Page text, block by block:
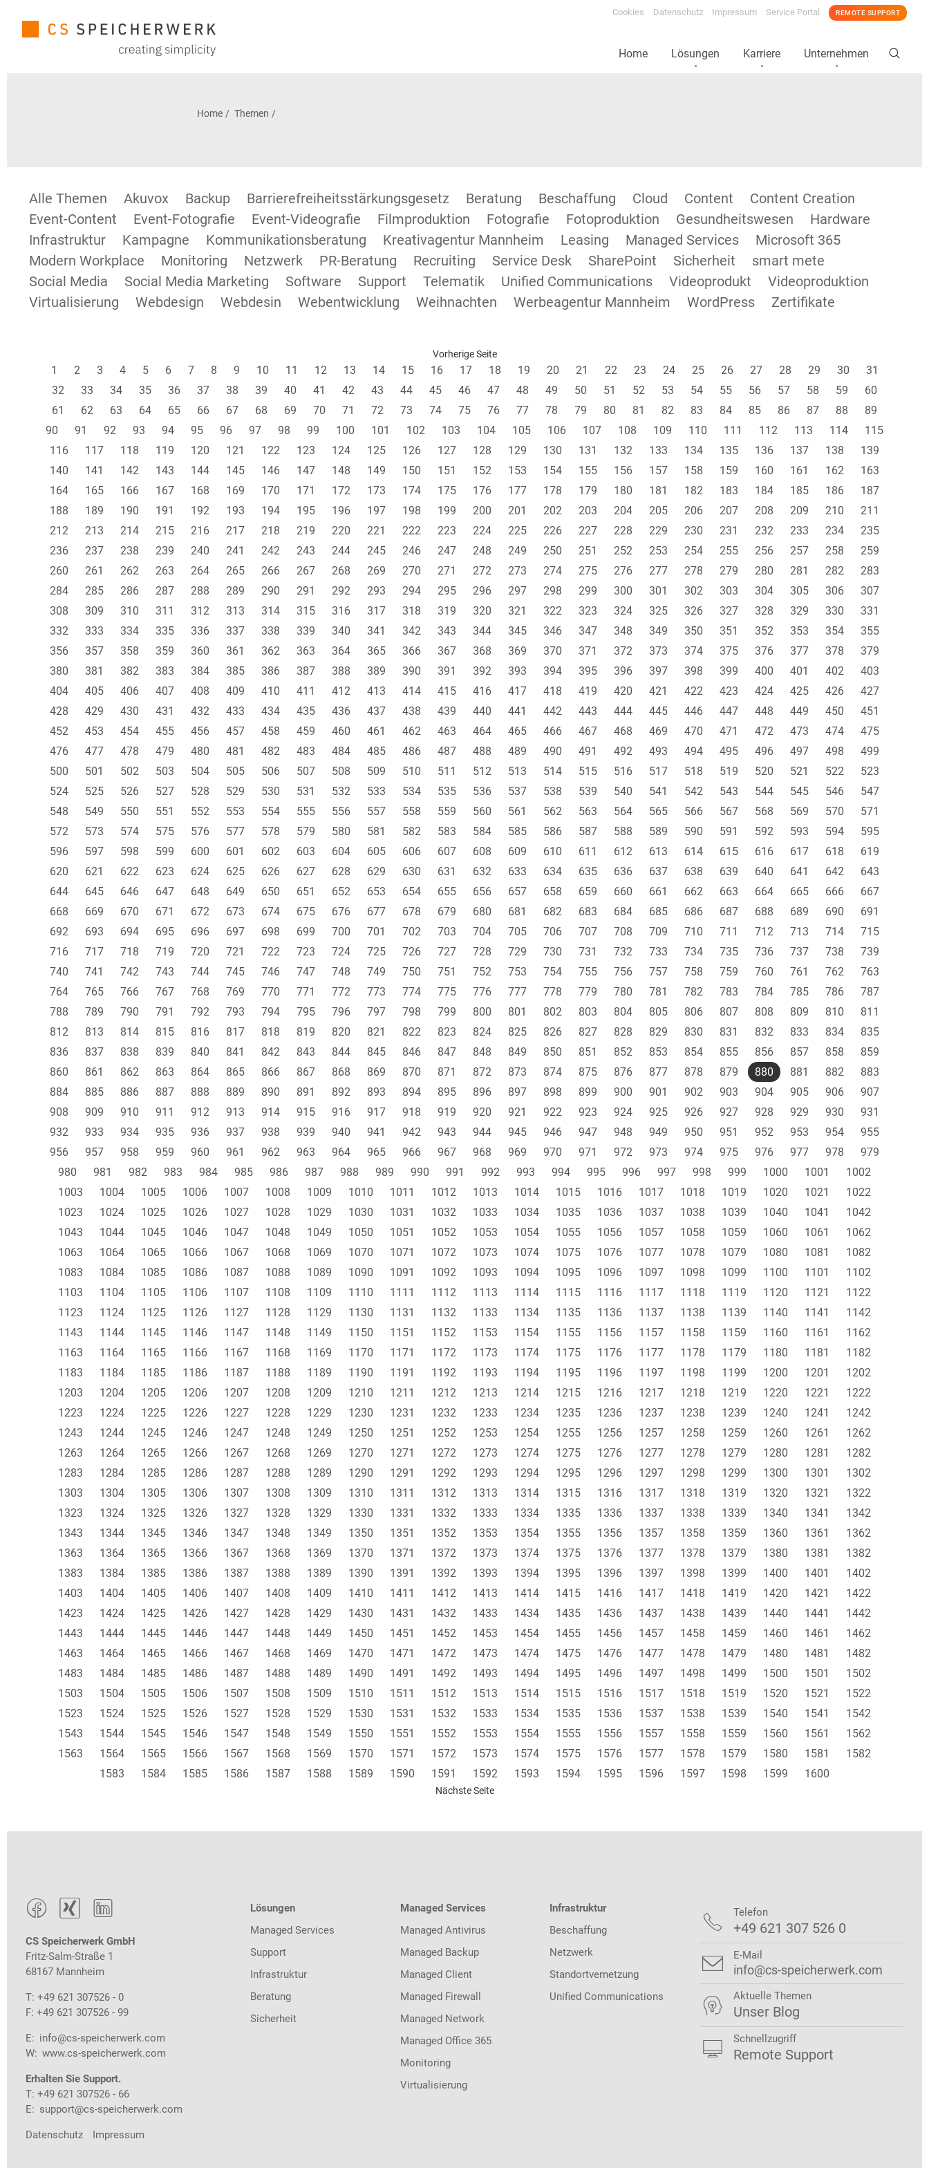
Cookies Datenschutz Impressum Service Portal REMOTE SUPPORT
Home Lösungen Karriere Unternehmen
Home Themen
Alle Themen Akuvox Backup Barrierefreiheitsstärkungsgesetz Beratung Beschaffung Cloud Content
Content Creation
Event-Content
Event-Fotografie Event-Videografie Filmproduktion Fotografie Fotoproduktion Gesundheitswesen
Hardware
Infrastruktur
Kampagne Kommunikationsberatung Kreativagentur Mannheim Leasing Managed Services
Microsoft 365
Modern Workplace
Monitoring Netzwerk PR-Beratung Recruiting Service Desk SharePoint Sicherheit
smart mete
Social Media
Social Media Marketing Software Support Telematik Unified Communications Videoprodukt
Videoproduktion
Virtualisierung
Webdesign Webdesin Webentwicklung Weihnachten Werbeagentur Mannheim WordPress Zertifikate
Vorherige Seite
1 2 3 4 5 6 7 8 9 10 11 12 13 14 15 16 17 18 19 20 21 22 23 24 25 26 27 28 29 30
31
32
33 34 35 36 37 38 39 40 41 42 43 44 45 46 47 48 49 50 51 52 53 54 55 56 57 58 59
60
61
62 63 64 65 66 67 68 69 70 71 72 73 74 75 76 77 78 79 80 81 82 83 84 85 86 87 88
89
90
91 92 93 94 95 96 97 98 99 100 101 102 103 104 105 106 107 108 109 110 111 112 113 114
115
116
117 118 119 120 121 122 123 124 125 126 127 128 129 130 131 132 133 134 135 136 137 138
139
140
141 142 143 144 145 146 147 148 149 150 151 152 153 154 155 156 157 158 159 160 161 162
163
164
165 166 167 168 169 170 171 172 173 174 175 176 177 178 179 180 181 182 183 184 185 186
187
188
189 190 191 192 193 194 195 196 197 198 199 200 201 202 203 204 205 206 207 208 209 210
211
212
213 214 215 216 217 218 219 220 221 222 223 224 225 226 227 228 229 230 231 232 233 234
235
236
237 238 239 240 241 242 243 244 245 246 247 248 249 250 251 252 253 254 255 256 257 258
259
260
261 262 263 264 265 266 267 268 269 270 271 272 273 274 275 276 277 278 279 280 281 282
283
284
285 286 287 288 289 290 291 292 293 294 295 296 297 298 299 300 301 302 303 304 305 306
307
308
309 310 311 312 313 314 315 316 317 318 319 320 321 322 323 324 325 326 327 328 329 330
331
332
333 334 335 336 337 338 339 340 341 342 343 344 345 346 347 348 349 350 351 352 353 354
355
356
357 358 359 360 361 362 363 364 365 366 367 368 369 370 371 372 373 374 375 376 377 378
379
380
381 382 383 384 385 386 387 388 389 390 391 392 393 394 395 396 397 398 399 400 401 402
403
404
405 406 407 408 409 410 411 412 413 414 415 416 417 418 419 420 421 422 423 424 425 426
427
428
429 430 431 432 433 434 435 436 437 438 439 440 441 442 443 444 445 446 447 448 449 450
451
452
453 454 455 456 457 458 459 460 461 462 463 464 465 466 467 468 469 470 471 472 473 474
475
476
477 478 479 480 481 482 483 484 485 486 487 488 489 490 491 492 493 494 495 496 497 498
499
500
501 502 503 504 505 506 507 508 509 510 511 512 513 514 515 516 517 518 519 520 521 522
523
524
525 526 527 528 529 530 531 532 533 534 535 536 537 538 539 540 541 542 543 544 545 546
547
548
549 550 551 552 553 554 555 556 557 558 559 560 561 562 563 564 565 566 567 568 569 570
571
572
573 574 575 576 577 578 579 580 581 582 583 584 585 586 587 588 589 590 591 592 593 594
595
596
597 598 599 600 601 602 603 604 605 606 607 608 609 610 611 612 613 614 615 616 617 618
619
620
621 622 623 624 625 626 627 628 629 630 631 632 633 634 635 636 637 638 639 640 641 642
643
644
645 646 647 648 649 650 651 652 653 654 655 656 657 658 659 660 661 662 663 664 665 666
667
668
669 670 671 672 673 674 675 676 677 678 679 680 681 682 683 684 685 686 687 688 689 690
691
692
693 694 695 696 697 698 699 700 701 702 703 704 705 706 707 708 709 710 711 712 713 714
715
716
717 718 719 720 721 722 723 724 725 726 727 728 729 730 731 732 733 734 735 736 737 738
739
740
741 742 743 744 745 746 747 748 749 750 751 752 753 754 755 756 757 758 759 760 761 762
763
764
765 766 767 768 769 770 771 772 773 774 775 776 777 778 779 780 781 782 783 784 785 786
787
788
789 790 791 792 793 794 795 796 797 798 799 800 801 802 803 804 805 806 807 808 809 810
811
812
813 814 815 816 817 818 819 820 821 822 823 824 825 826 827 828 829 830 831 832 833 834
835
836
837 838 839 840 841 842 843 844 845 846 847 848 849 850 851 852 853 854 855 856 857 858
859
860
861 862 863 864 865 866 867 868 869 870 871 872 873 874 875 876 877 878 879 880 881 882
883
884
885 886 887 888 889 890 891 892 893 894 895 896 897 898 899 900 901 902 903 904 905 906
907
908
909 910 911 912 913 914 915 916 917 918 919 920 921 922 923 924 925 926 927 928 929 930
931
932
933 934 935 936 937 938 939 940 941 942 943 944 945 946 947 948 949 950 951 952 953 954
955
956
957 958 959 960 961 962 963 964 965 966 967 968 969 970 971 972 973 974 975 976 977 978
979
980
981 982 983 984 985 986 987 988 989 990 991 992 993 994 995 996 997 998 999 1000 1001
1002
1003
1004 1005 1006 1007 1008 1009 1010 1011 1012 1013 1014 1015 1016 1017 1018 1019 1020 1021
1022
1023
1024 1025 1026 1027 1028 1029 1030 1031 1032 1033 1034 1035 1036 1037 1038 1039 1040 1041
1042
1043
1044 1045 1046 1047 1048 1049 1050 1051 1052 1053 1054 1055 1056 1057 1058 1059 1060 1061
1062
1063
1064 1065 1066 1067 1068 1069 1070 1071 1072 1073 1074 1075 1076 1077 1078 1079 1080 1081
1082
1083
1084 1085 1086 1087 1088 1089 1090 1091 1092 1093 1094 1095 1096 1097 1098 1099 1100 1101
1102
1103
1104 1105 1106 1107 1108 1109 1110 1111 1112 1113 1114 1115 1116 1117 1118 1119 1120 1121
1122
1123
1124 1125 1126 1127 1128 1129 1130 1131 1132 1133 1134 1135 1136 1137 1138 1139 1140 1141
1142
1143
1144 1145 1146 1147 1148 1149 1150 1151 1152 1153 1154 1155 1156 1157 1158 1159 1160 1161
1162
1163
1164 1165 1166 1167 1168 1169 1170 1171 1172 1173 1174 1175 1176 1177 1178 1179 1180 1181
1182
1183
1184 1185 1186 1187 1188 1189 1190 1191 1192 1193 1194 1195 1196 1197 1198 1199 1200 1201
1202
1203
1204 1205 1206 1207 1208 1209 1210 1211 1212 1213 1214 1215 1216 1217 1218 1219 1220 1221
1222
1223
1224 1225 1226 1227 1228 1229 1230 1231 1232 1233 1234 1235 1236 1237 1238 1239 1240 1241
1242
1243
1244 1245 1246 1247 1248 1249 1250 1251 1252 1253 1254 1255 1256 1257 1258 1259 1260 1261
1262
1263
1264 1265 1266 1267 1268 1269 1270 1271 1272 1273 1274 1275 1276 1277 1278 1279 1280 1281
1282
1283
1284 1285 1286 1287 1288 1289 1290 1291 1292 1293 1294 1295 1296 1297 1298 1299 1300 1301
1302
1303
1304 1305 1306 1307 1308 1309 1310 1311 1312 1313 1314 1315 1316 1317 1318 1319 1320 1321
1322
1323
1324 1325 1326 1327 1328 1329 1330 1331 1332 1333 1334 1335 1336 1337 1338 1339 1340 1341
1342
1343
1344 1345 1346 1347 1348 1349 1350 1351 1352 1353 1354 1355 1356 1357 1358 1359 1360 1361
1362
1363
1364 1365 1366 1367 1368 1369 1370 1371 1372 1373 1374 1375 1376 1377 1378 1379 1380 1381
1382
1383
1384 1385 1386 1387 1388 1389 1390 1391 1392 1393 1394 1395 1396 1397 1398 1399 1400 1401
1402
1403
1404 1405 1406 1407 1408 1409 1410 1411 1412 1413 1414 1415 1416 1417 1418 1419 1420 1421
1422
1423
1424 1425 1426 1427 1428 1429 1430 1431 1432 1433 1434 1435 1436 1437 1438 1439 1440 1441
1442
1443
1444 1445 1446 1447 1448 1449 1450 1451 1452 1453 1454 1455 1456 1457 1458 1459 1460 1461
1462
1463
1464 1465 1466 1467 1468 1469 1470 1471 1472 1473 1474 1475 1476 1477 1478 1479 1480 1481
1482
1483
1484 1485 1486 1487 1488 1489 1490 1491 1492 1493 1494 1495 1496 1497 1498 1499 1500 1501
1502
1503
1504 1505 1506 1507 1508 1509 1510 1511 1512 1513 1514 1515 1516 1517 1518 1519 1520 1521
1522
1523
1524 1525 1526 1527 1528 1529 1530 1531 1532 1533 1534 1535 1536 1537 1538 1539 1540 1541
1542
1543
1544 1545 1546 1547 1548 1549 1550 1551 1552 1553 1554 1555 1556 1557 1558 1559 1560 1561
1562
1563
1564 1565 1566 1567 1568 1569 1570 1571 1572 1573 1574 1575 1576 1577 1578 1579 1580 1581
1582
1583
1584 1585 1586 1587 1588 1589 1590 1591 1592 1593 1594 1595 1596 1597 1598 1599 1600
Nächste Seite
  
CS Speicherwerk GmbH
Fritz-Salm-Straße 1
68167 Mannheim
T: +49 621 307526 - 0
F: +49 621 307526 - 99
E: info@cs-speicherwerk.com
W: www.cs-speicherwerk.com
Erhalten Sie Support.
T: +49 621 307526 - 66
E: support@cs-speicherwerk.com
Datenschutz Impressum
Lösungen
Managed Services
Support
Infrastruktur
Beratung
Sicherheit
Managed Services
Managed Antivirus
Managed Backup
Managed Client
Managed Firewall
Managed Network
Managed Office 365
Monitoring
Virtualisierung
Infrastruktur
Beschaffung
Netzwerk
Standortvernetzung
Unified Communications
 Telefon
+49 621 307 526 0
 E-Mail
info@cs-speicherwerk.com
 Aktuelle Themen
Unser Blog
 Schnellzugriff
Remote Support